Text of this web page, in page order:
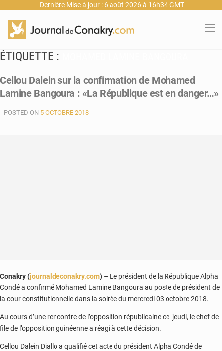
Dernière Mise à jour : 6 août 2026 à 16h34 GMT
ÉTIQUETTE :
Cellou Dalein sur la confirmation de Mohamed
Lamine Bangoura : «La République est en danger…»
POSTED ON 5 OCTOBRE 2018
Conakry (journaldeconakry.com) – Le président de la République Alpha
Condé a confirmé Mohamed Lamine Bangoura au poste de président de
la cour constitutionnelle dans la soirée du mercredi 03 octobre 2018.
Au cours d’une rencontre de l’opposition républicaine ce jeudi, le chef de
file de l’opposition guinéenne a réagi à cette décision.
Cellou Dalein Diallo a qualifié cet acte du président Alpha Condé de